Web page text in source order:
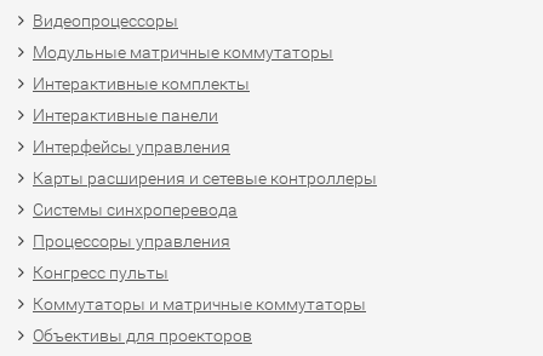
Видеопроцессоры
Модульные матричные коммутаторы
Интерактивные комплекты
Интерактивные панели
Интерфейсы управления
Карты расширения и сетевые контроллеры
Системы синхроперевода
Процессоры управления
Конгресс пульты
Коммутаторы и матричные коммутаторы
Объективы для проекторов